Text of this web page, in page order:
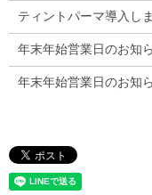
ティントパーマ導入し
年末年始営業日のお知
年末年始営業日のお知